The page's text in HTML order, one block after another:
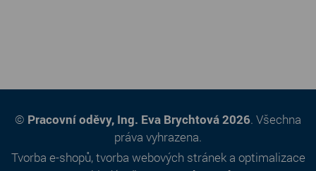
© Pracovní oděvy, Ing. Eva Brychtová 2026. Všechna
práva vyhrazena.
Tvorba e-shopů,tvorba webových stráneka optimalizace